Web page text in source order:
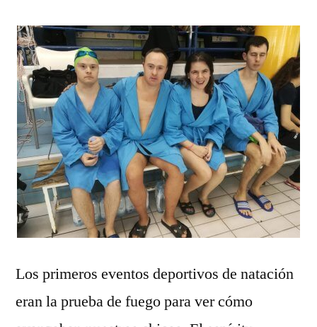
Los primeros eventos deportivos de natación
eran la prueba de fuego para ver cómo